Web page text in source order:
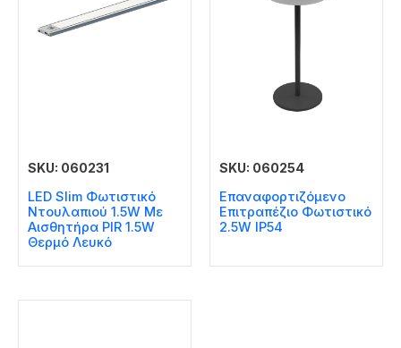
SKU: 060231
LED Slim Φωτιστικό
Ντουλαπιού 1.5W Με
Αισθητήρα PIR 1.5W
Θερμό Λευκό
SKU: 060254
Επαναφορτιζόμενο
Επιτραπέζιο Φωτιστικό
2.5W IP54